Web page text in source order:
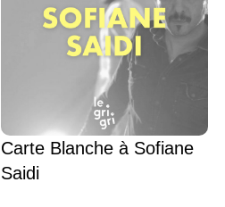
Carte Blanche à Sofiane
Saidi